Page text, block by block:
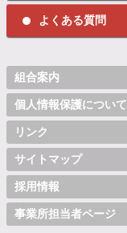
よくある質問
組合案内
個人情報保護について
リンク
サイトマップ
採用情報
事業所担当者ページ